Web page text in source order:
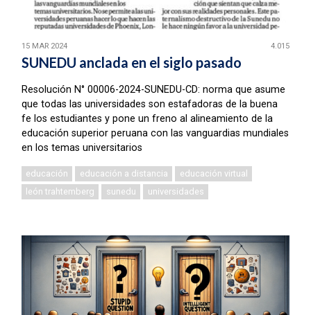
15 MAR 2024 4.015
SUNEDU anclada en el siglo pasado
Resolución N° 00006-2024-SUNEDU-CD: norma que asume
que todas las universidades son estafadoras de la buena
fe los estudiantes y pone un freno al alineamiento de la
educación superior peruana con las vanguardias mundiales
en los temas universitarios
educación educación a distancia
educación virtual
león trahtemberg
sunedu universidades